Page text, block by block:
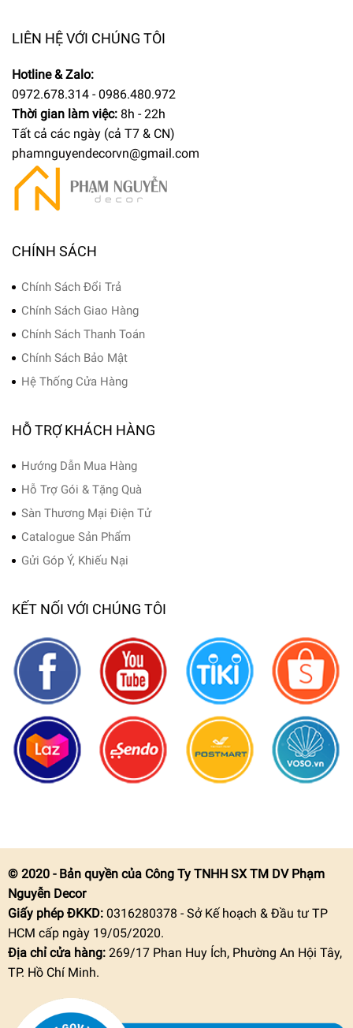
LIÊN HỆ VỚI CHÚNG TÔI
Hotline & Zalo:
0972.678.314 - 0986.480.972
Thời gian làm việc: 8h - 22h
Tất cả các ngày (cả T7 & CN)
phamnguyendecorvn@gmail.com
CHÍNH SÁCH
Chính Sách Đổi Trả
Chính Sách Giao Hàng
Chính Sách Thanh Toán
Chính Sách Bảo Mật
Hệ Thống Cửa Hàng
HỖ TRỢ KHÁCH HÀNG
Hướng Dẫn Mua Hàng
Hỗ Trợ Gói & Tặng Quà
Sàn Thương Mại Điện Tử
Catalogue Sản Phẩm
Gửi Góp Ý, Khiếu Nại
KẾT NỐI VỚI CHÚNG TÔI
© 2020 - Bản quyền của Công Ty TNHH SX TM DV Phạm
Nguyễn Decor
Giấy phép ĐKKD:0316280378 - Sở Kế hoạch & Đầu tư TP
HCM cấp ngày 19/05/2020.
Địa chỉ cửa hàng: 269/17 Phan Huy Ích, Phường An Hội Tây,
TP. Hồ Chí Minh.